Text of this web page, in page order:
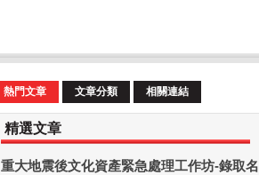
熱門文章 文章分類 相關連結
精選文章
重大地震後文化資產緊急處理工作坊-錄取名